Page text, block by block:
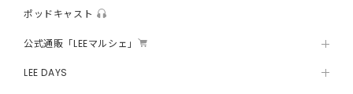
ポッドキャスト
公式通販「LEEマルシェ」
LEE DAYS